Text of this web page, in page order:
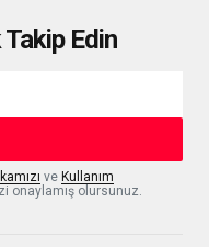
Edin
ve Kullanım
onaylamış olursunuz.